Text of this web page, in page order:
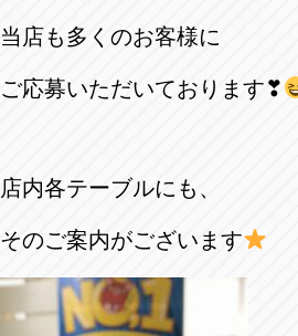
当店も多く のお客様に
ご応募いただいております❣
店内各テーブルにも、
そのご案内がございます